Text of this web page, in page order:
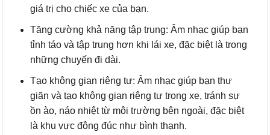
giá trị cho chiếc xe của bạn.
Tăng cường khả năng tập trung: Âm nhạc giúp bạn
tỉnh táo và tập trung hơn khi lái xe, đặc biệt là trong
những chuyến đi dài.
Tạo không gian riêng tư: Âm nhạc giúp bạn thư
giãn và tạo không gian riêng tư trong xe, tránh sự
ồn ào, náo nhiệt từ môi trường bên ngoài, đặc biệt
là khu vực đông đúc như bình thạnh.